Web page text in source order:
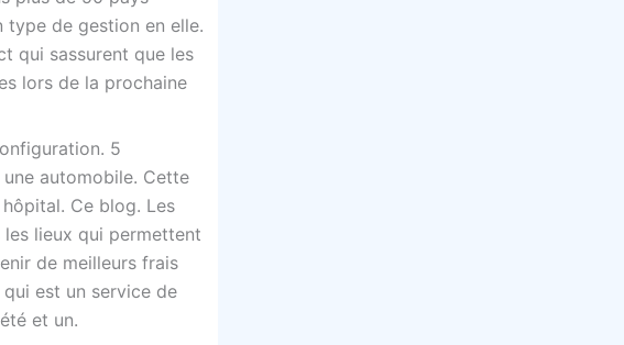
type de gestion en elle.
qui sassurent que les
lors de la prochaine
5
automobile. Cette
Ce blog. Les
lieux qui permettent
de meilleurs frais
est un service de
et un.